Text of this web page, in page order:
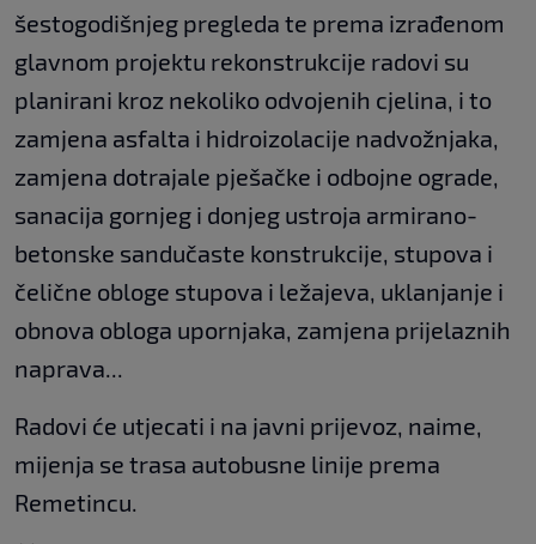
šestogodišnjeg pregleda te prema izrađenom
glavnom projektu rekonstrukcije radovi su
planirani kroz nekoliko odvojenih cjelina, i to
zamjena asfalta i hidroizolacije nadvožnjaka,
zamjena dotrajale pješačke i odbojne ograde,
sanacija gornjeg i donjeg ustroja armirano-
betonske sandučaste konstrukcije, stupova i
čelične obloge stupova i ležajeva, uklanjanje i
obnova obloga upornjaka, zamjena prijelaznih
naprava...
Radovi će utjecati i na javni prijevoz, naime,
mijenja se trasa autobusne linije prema
Remetincu.